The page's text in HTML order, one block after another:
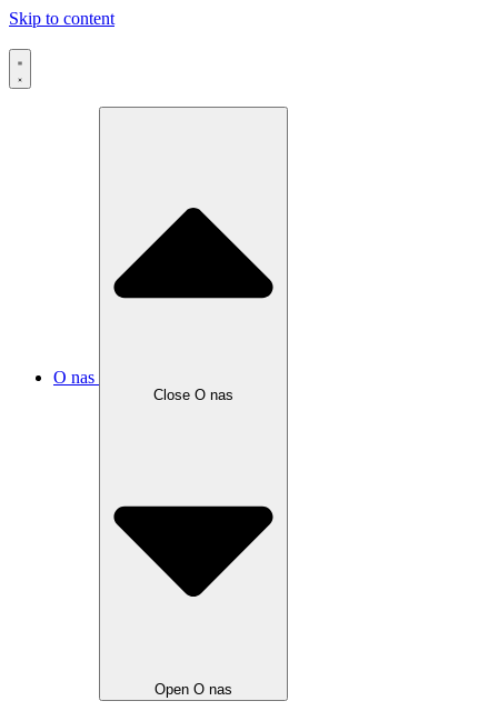
Skip to content
O nas
Close O nas
Open O nas